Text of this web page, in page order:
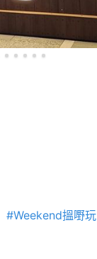
#Weekend搵嘢玩